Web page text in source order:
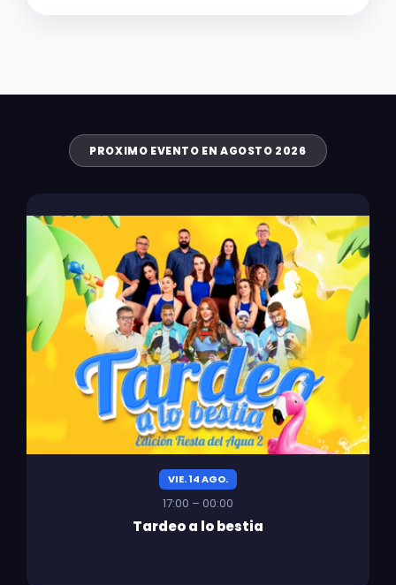
PROXIMO EVENTO EN AGOSTO 2026
VIE. 14 AGO.
17:00 – 00:00
Tardeo a lo bestia